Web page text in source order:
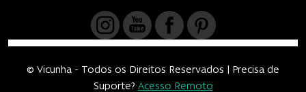
© Vicunha - Todos os Direitos Reservados | Precisa de
Suporte? Acesso Remoto